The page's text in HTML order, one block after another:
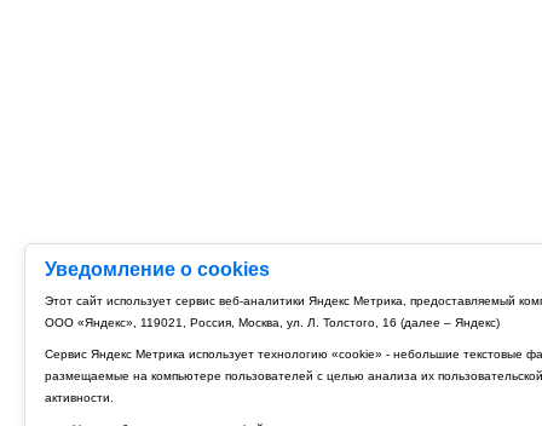
Уведомление о cookies
Этот сайт использует сервис веб-аналитики Яндекс Метрика, предоставляемый
ООО «Яндекс», 119021, Россия, Москва, ул. Л. Толстого, 16 (далее – Яндекс)
Сервис Яндекс Метрика использует технологию «cookie» - небольшие текстовые
размещаемые на компьютере пользователей с целью анализа их пользовательской
активности.